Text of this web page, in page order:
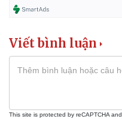
Viết bình luận
This site is protected by reCAPTCHA